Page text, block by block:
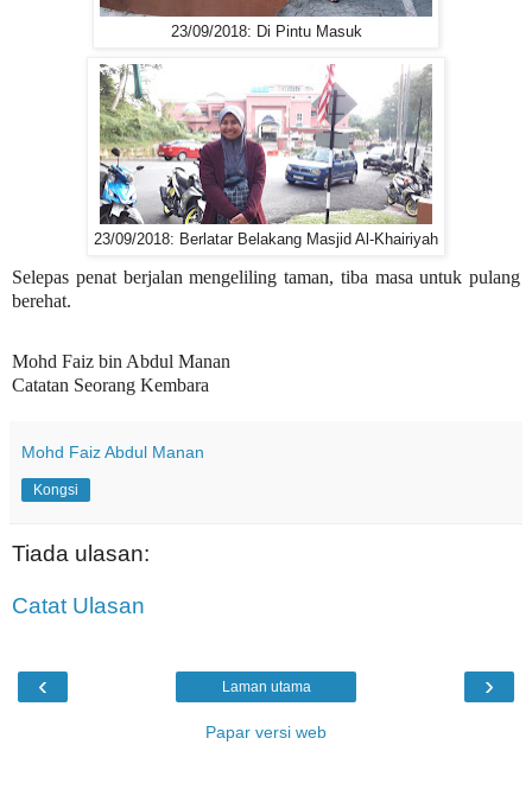
23/09/2018: Di Pintu Masuk
23/09/2018: Berlatar Belakang Masjid Al-Khairiyah
Selepas penat berjalan mengeliling taman, tiba masa untuk pulang
berehat.
Mohd Faiz bin Abdul Manan
Catatan Seorang Kembara
Mohd Faiz Abdul Manan
Kongsi
Tiada ulasan:
Catat Ulasan
‹ ›
Laman utama
Papar versi web